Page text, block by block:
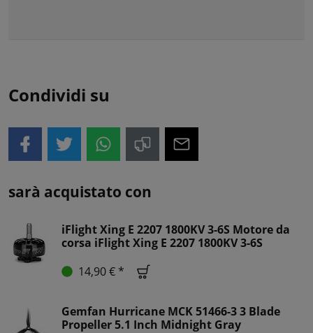
Condividi su
sarà acquistato con
iFlight Xing E 2207 1800KV 3-6S Motore da
corsa iFlight Xing E 2207 1800KV 3-6S
14,90 € *
Gemfan Hurricane MCK 51466-3 3 Blade
Propeller 5.1 Inch Midnight Gray